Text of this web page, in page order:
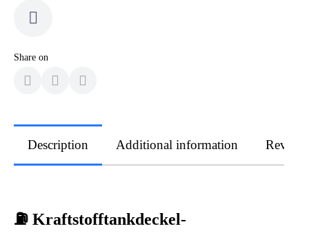
Share on
Description Additional information
⛽ Kraftstofftankdeckel-